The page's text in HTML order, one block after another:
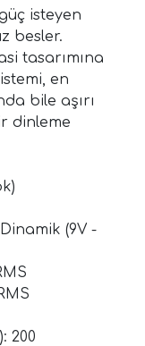
isteyen
besler.
tasarımına
en
bile aşırı
dinleme
(9V -
200